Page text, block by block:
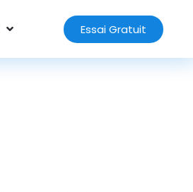
Essai Gratuit